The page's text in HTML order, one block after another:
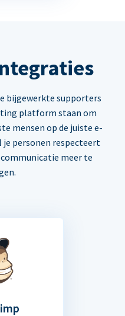
bijgewerkte supporters
platform staan om
mensen op de juiste e-
personen respecteert
meer te